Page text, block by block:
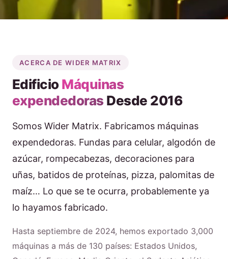
ACERCA DE WIDER MATRIX
EdificioMáquinas
expendedoras Desde 2016
Somos Wider Matrix. Fabricamos máquinas
expendedoras. Fundas para celular, algodón de
azúcar, rompecabezas, decoraciones para
uñas, batidos de proteínas, pizza, palomitas de
maíz… Lo que se te ocurra, probablemente ya
lo hayamos fabricado.
Hasta septiembre de 2024, hemos exportado 3,000
máquinas a más de 130 países: Estados Unidos,